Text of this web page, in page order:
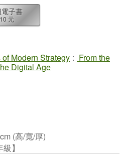
子書
元
Modern Strategy : From the
Digital Age
(高/寬/厚)
】